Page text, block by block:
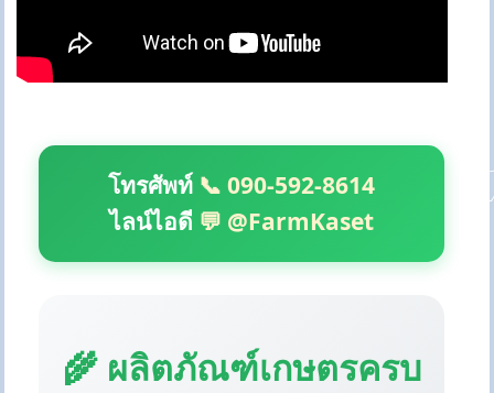
โทรศัพท์ 📞 090-592-8614
ไลน์ไอดี 💬 @FarmKaset
🌾 ผลิตภัณฑ์เกษตรครบ